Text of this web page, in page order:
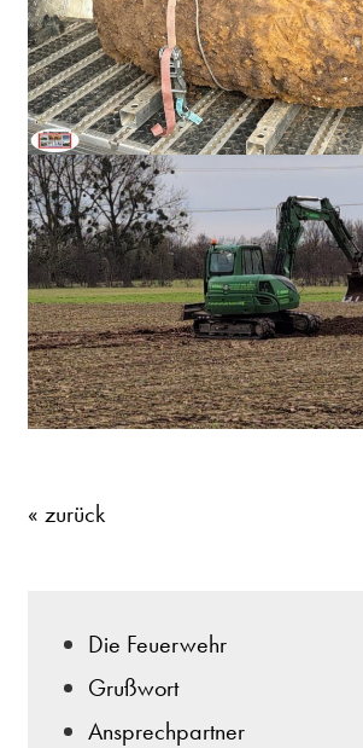
« zurück
Die Feuerwehr
Grußwort
Ansprechpartner